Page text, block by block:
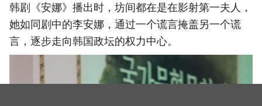
韩剧《安娜》播出时，坊间都在是在影射第一夫人，
她如同剧中的李安娜，通过一个谎言掩盖另一个谎
言，逐步走向韩国政坛的权力中心。